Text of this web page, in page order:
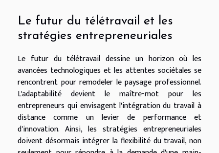
Le futur du télétravail et les
stratégies entrepreneuriales
Le futur du télétravail dessine un horizon où les
avancées technologiques et les attentes sociétales se
rencontrent pour remodeler le paysage professionnel.
L'adaptabilité devient le maître-mot pour les
entrepreneurs qui envisagent l'intégration du travail à
distance comme un levier de performance et
d'innovation. Ainsi, les stratégies entrepreneuriales
doivent désormais intégrer la flexibilité du travail, non